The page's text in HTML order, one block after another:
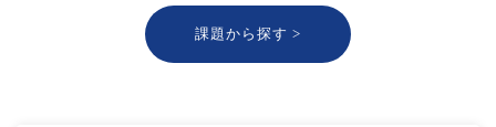
課題から探す >